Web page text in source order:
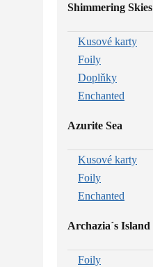
Shimmering Skies
Kusové karty
Foily
Doplňky
Enchanted
Azurite Sea
Kusové karty
Foily
Enchanted
Archazia´s Island
Foily